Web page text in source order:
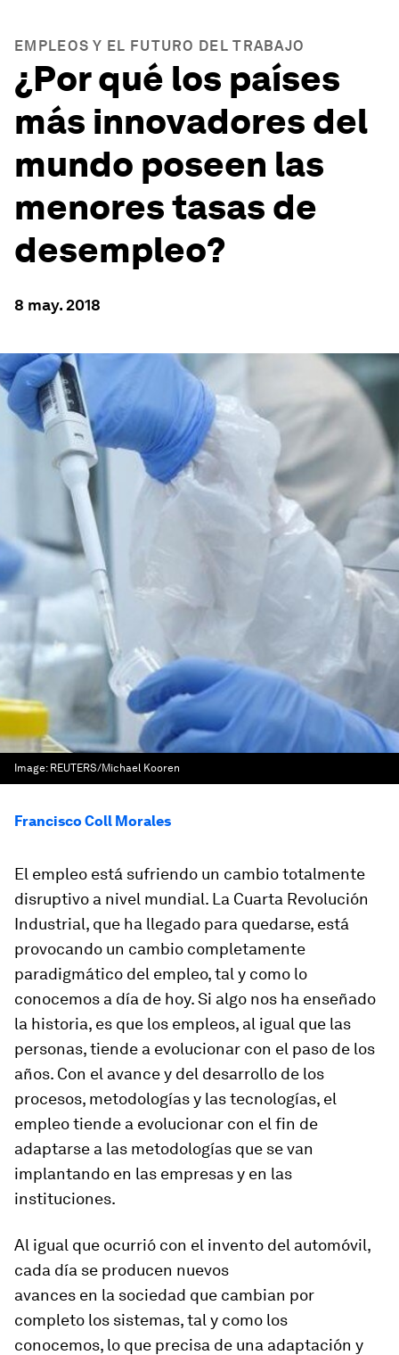
EMPLEOS Y EL FUTURO DEL TRABAJO
¿Por qué los países
más innovadores del
mundo poseen las
menores tasas de
desempleo?
8 may. 2018
Image: REUTERS/Michael Kooren
Francisco Coll Morales
El empleo está sufriendo un cambio totalmente
disruptivo a nivel mundial. La Cuarta Revolución
Industrial, que ha llegado para quedarse, está
provocando un cambio completamente
paradigmático del empleo, tal y como lo
conocemos a día de hoy. Si algo nos ha enseñado
la historia, es que los empleos, al igual que las
personas, tiende a evolucionar con el paso de los
años. Con el avance y del desarrollo de los
procesos, metodologías y las tecnologías, el
empleo tiende a evolucionar con el fin de
adaptarse a las metodologías que se van
implantando en las empresas y en las
instituciones.
Al igual que ocurrió con el invento del automóvil,
cada día se producen nuevos
avances en la sociedad que cambian por
completo los sistemas, tal y como los
conocemos, lo que precisa de una adaptación y